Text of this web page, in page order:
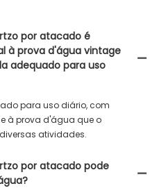
por atacado é
à prova d'água vintage
adequado para uso
para uso diário, com
à prova d'água que o
atividades.
por atacado pode